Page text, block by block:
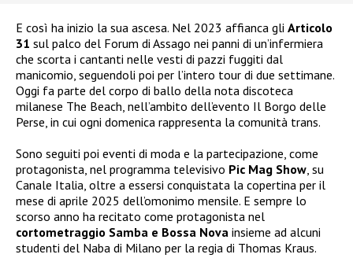
E così ha inizio la sua ascesa. Nel 2023 affianca gli Articolo
31 sul palco del Forum di Assago nei panni di un’infermiera
che scorta i cantanti nelle vesti di pazzi fuggiti dal
manicomio, seguendoli poi per l’intero tour di due settimane.
Oggi fa parte del corpo di ballo della nota discoteca
milanese The Beach, nell’ambito dell’evento Il Borgo delle
Perse, in cui ogni domenica rappresenta la comunità trans.
Sono seguiti poi eventi di moda e la partecipazione, come
protagonista, nel programma televisivo Pic Mag Show, su
Canale Italia, oltre a essersi conquistata la copertina per il
mese di aprile 2025 dell’omonimo mensile. E sempre lo
scorso anno ha recitato come protagonista nel
cortometraggio Samba e Bossa Nova insieme ad alcuni
studenti del Naba di Milano per la regia di Thomas Kraus.